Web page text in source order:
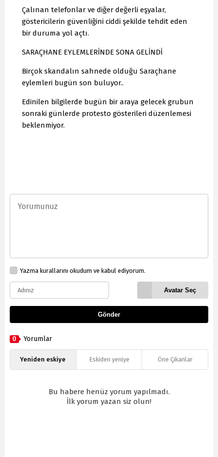
Çalınan telefonlar ve diğer değerli eşyalar,
göstericilerin güvenliğini ciddi şekilde tehdit eden
bir duruma yol açtı.
SARAÇHANE EYLEMLERİNDE SONA GELİNDİ
Birçok skandalın sahnede olduğu Saraçhane
eylemleri bugün son buluyor..
Edinilen bilgilerde bugün bir araya gelecek grubun
sonraki günlerde protesto gösterileri düzenlemesi
beklenmiyor.
Yazma kurallarını okudum ve kabul ediyorum.
Avatar Seç
Gönder
0 Yorumlar
Yeniden eskiye Eskiden yeniye Öne Çıkanlar
Bu habere henüz yorum yapılmadı.
İlk yorum yazan siz olun!